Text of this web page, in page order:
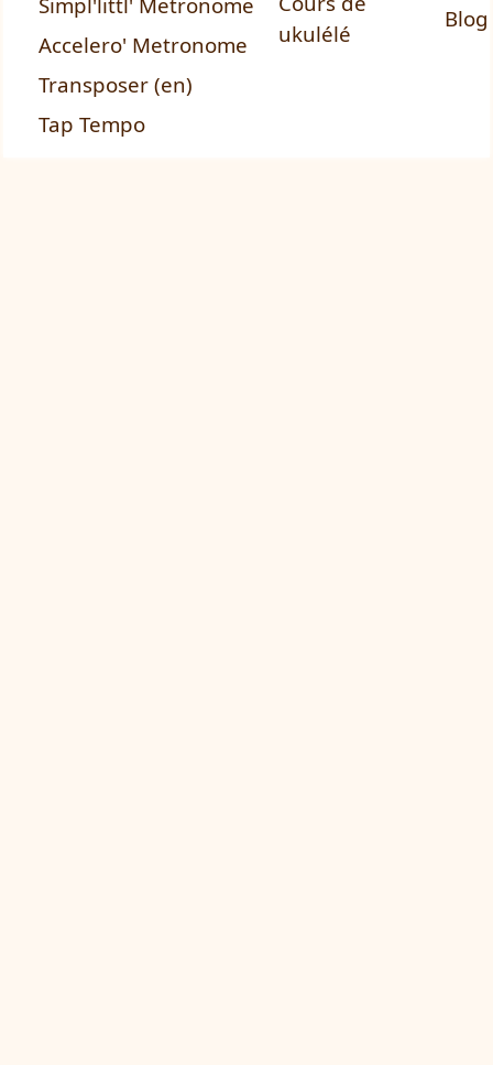
Accelero' Metronome
Transposer (en)
Tap Tempo
ukulélé
Blog